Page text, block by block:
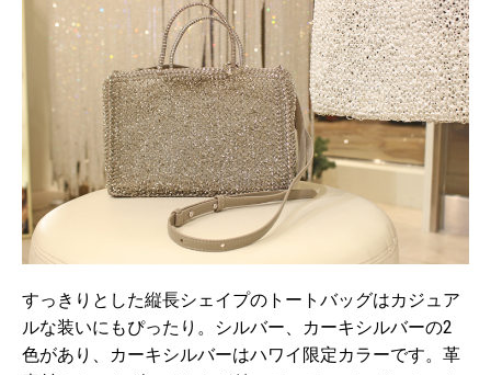
すっきりとした縦長シェイプのトートバッグはカジュア
ルな装いにもぴったり。シルバー、カーキシルバーの2
色があり、カーキシルバーはハワイ限定カラーです。革